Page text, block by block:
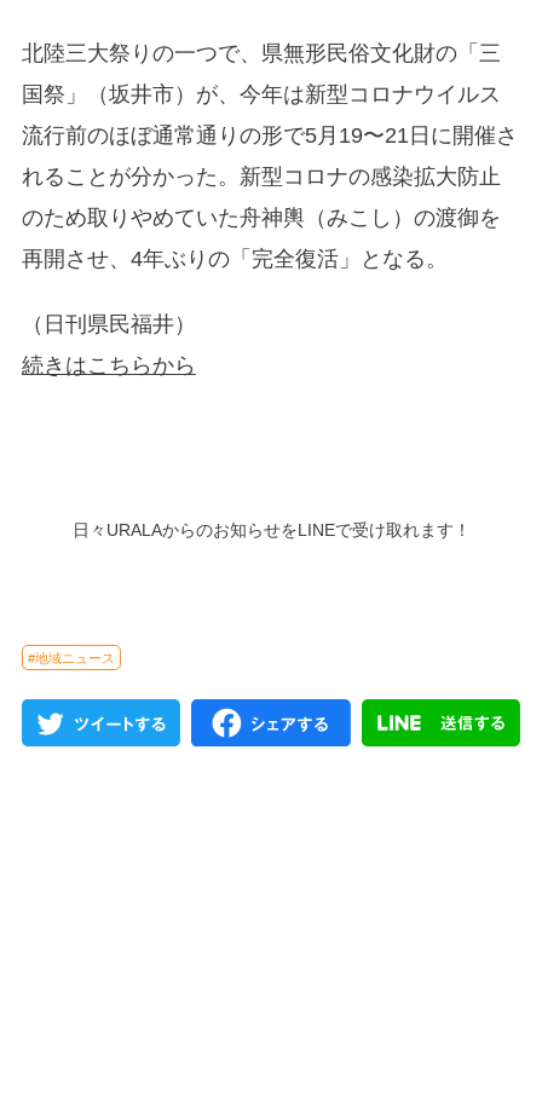
北陸三大祭りの一つで、県無形民俗文化財の「三
国祭」（坂井市）が、今年は新型コロナウイルス
流行前のほぼ通常通りの形で5月19〜21日に開催さ
れることが分かった。新型コロナの感染拡大防止
のため取りやめていた舟神輿（みこし）の渡御を
再開させ、4年ぶりの「完全復活」となる。
（日刊県民福井）
続きはこちらから
日々URALAからのお知らせをLINEで受け取れます！
#地域ニュース